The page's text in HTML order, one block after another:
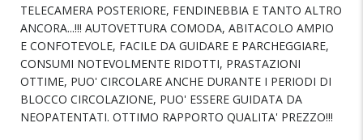
TELECAMERA POSTERIORE, FENDINEBBIA E TANTO ALTRO
ANCORA...!!! AUTOVETTURA COMODA, ABITACOLO AMPIO
E CONFOTEVOLE, FACILE DA GUIDARE E PARCHEGGIARE,
CONSUMI NOTEVOLMENTE RIDOTTI, PRASTAZIONI
OTTIME, PUO' CIRCOLARE ANCHE DURANTE I PERIODI DI
BLOCCO CIRCOLAZIONE, PUO' ESSERE GUIDATA DA
NEOPATENTATI. OTTIMO RAPPORTO QUALITA' PREZZO!!!